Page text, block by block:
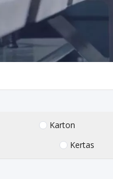
Karton
Kertas